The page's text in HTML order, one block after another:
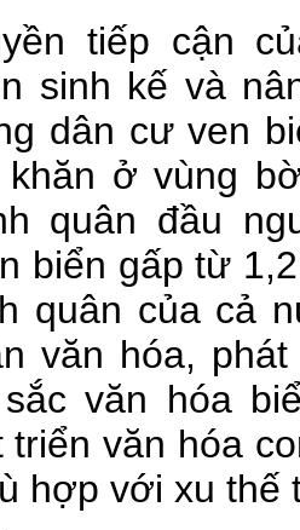
tiếp cận
sinh kế và
dân cư ven
ở vùng
quân đầu
biển gấp từ
quân của cả
văn hóa,
văn hóa
triển văn hóa
hợp với xu thế